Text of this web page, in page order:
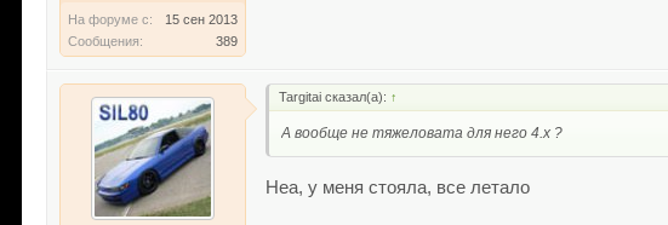
На форуме с:
15 сен 2013
Сообщения:
389
Targitai сказал(а): ↑
А вообще не тяжеловата для него 4.х ?
Неа, у меня стояла, все летало